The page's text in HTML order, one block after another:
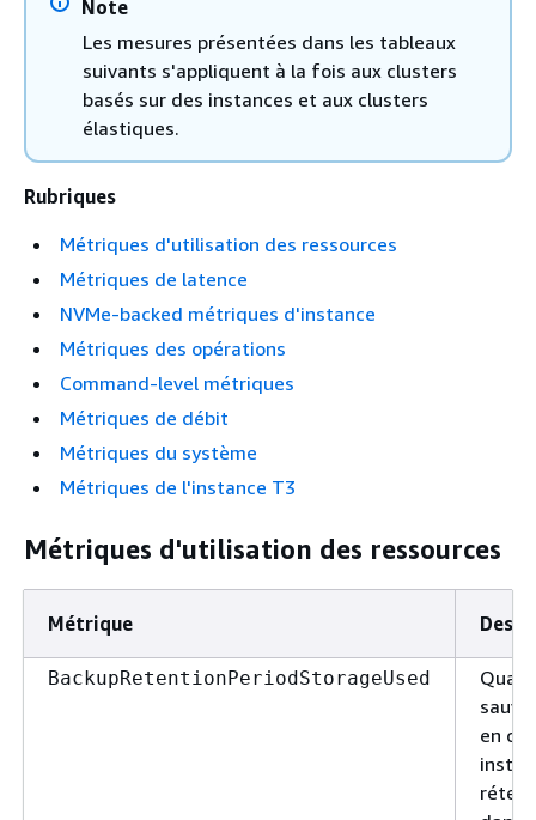
Note
Les mesures présentées dans les tableaux
suivants s'appliquent à la fois aux clusters
basés sur des instances et aux clusters
élastiques.
Rubriques
Métriques d'utilisation des ressources
Métriques de latence
NVMe-backed métriques d'instance
Métriques des opérations
Command-level métriques
Métriques de débit
Métriques du système
Métriques de l'instance T3
Métriques d'utilisation des ressources
Métrique
BackupRetentionPeriodStorageUsed
en